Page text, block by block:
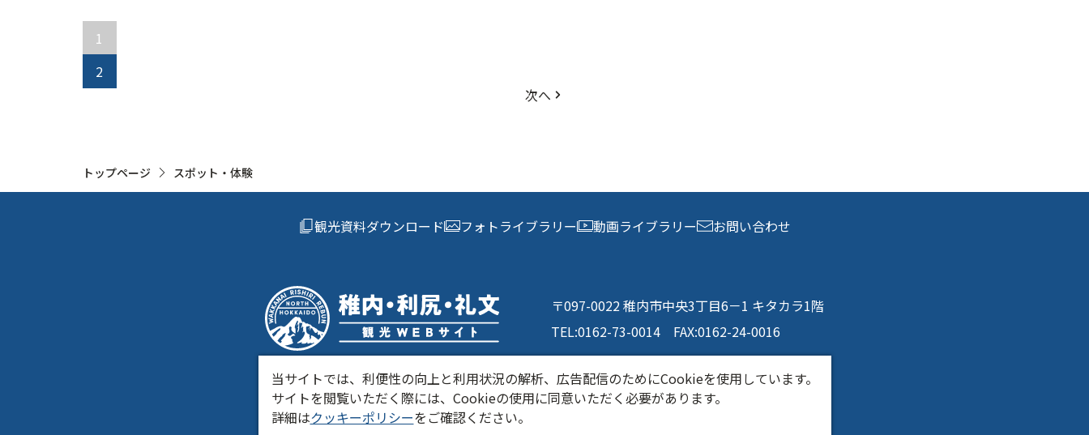
トップページ スポット・体験
1
2
次へ
観光資料ダウンロード フォトライブラリー 動画ライブラリー お問い合わせ
〒097-0022 稚内市中央3丁目6－1 キタカラ1階
TEL:0162-73-0014 FAX:0162-24-0016
きた・北海道DMO について 当サイトについて 関連リンク
当サイトでは、利便性の向上と利用状況の解析、広告配信のためにCookieを使用しています。
サイトを閲覧いただく際には、Cookieの使用に同意いただく必要があります。
詳細はクッキーポリシーをご確認ください。